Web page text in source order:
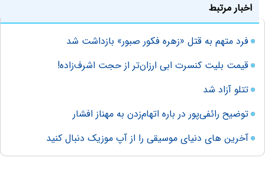
اخبار مرتبط
فرد متهم به قتل «زهره فکور صبور» بازداشت شد
قیمت بلیت کنسرت ابی ارزان‌تر از حجت اشرف‌زاده!
تتلو آزاد شد
توضیح رائفی‌پور در باره اتهام‌زدن به مهناز افشار
آخرین های دنیای موسیقی را از آپ موزیک دنبال کنید